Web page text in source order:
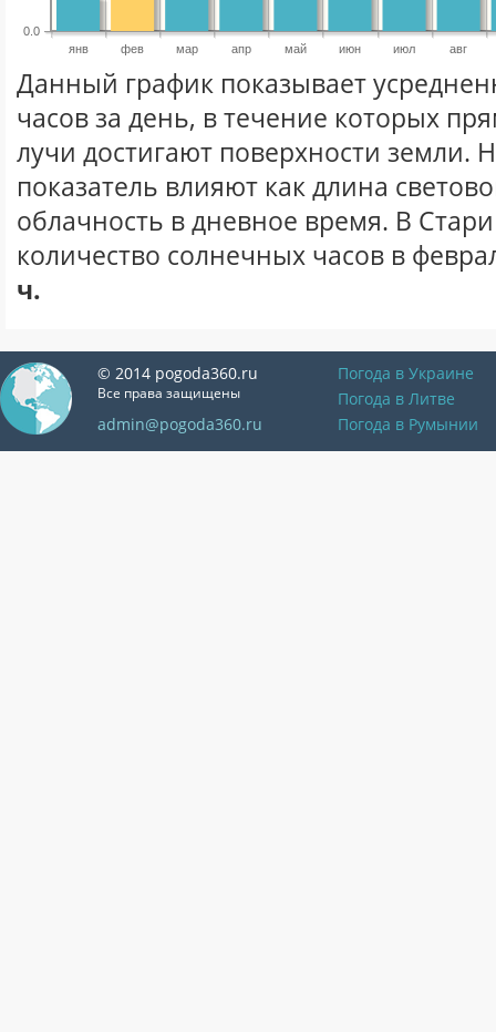
янв фев мар апр май июн июл авг
0.0
Данный график показывает
часов за день, в течение которых
лучи достигают поверхности земли.
показатель влияют как длина
облачность в дневное время. В
количество солнечных часов в
ч.
© 2014 pogoda360.ru
Все права защищены
admin@pogoda360.ru
Погода в Украине
Погода в Литве
Погода в Румынии